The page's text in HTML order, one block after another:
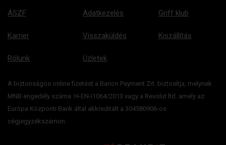
ÁSZF
Karrier
Rólunk
Adatkezelés
Visszaküldés
Üzletek
Griff klub
Kiszállítás
A biztonságos online fizetést a Barion Payment Zrt. biztosítja, melynek
MNB engedély száma: H-EN-I1064/2013 vagy a Revolut ltd. amely az
Európa Központi Bank által akkreditált a 304580906-os
cégjegyzékszámon.